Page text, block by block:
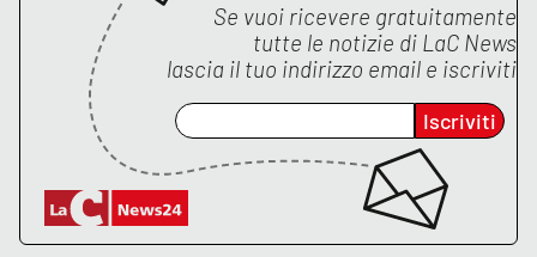
Storie
Se vuoi ricevere gratuitamente
tutte le notizie di LaC News
lascia il tuo indirizzo email e iscriviti
Iscriviti